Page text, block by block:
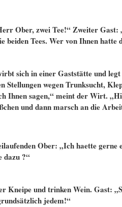
Ober, zwei Tee!“ Zweiter
beiden Tees. Wer von Ihnen hatte
sich in einer Gaststätte und
Stellungen wegen Trunksucht,
Ihnen sagen,“ meint der Wirt.
und dann marsch an die
Ober: „Ich haette
dazu ?“
Kneipe und trinken Wein. Gast:
jedem!“